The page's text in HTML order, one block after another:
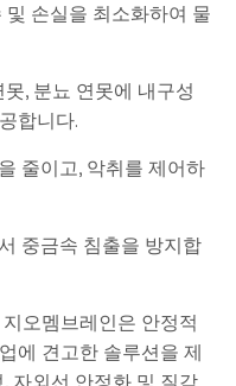
및 손실을 최소화하여 물
, 분뇨 연못에 내구성
합니다.
줄이고, 악취를 제어하
중금속 침출을 방지합
오멤브레인은 안정적
에 견고한 솔루션을 제